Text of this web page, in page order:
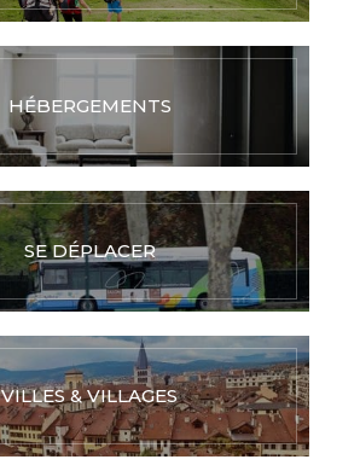
HÉBERGEMENTS
SE DÉPLACER
VILLES & VILLAGES